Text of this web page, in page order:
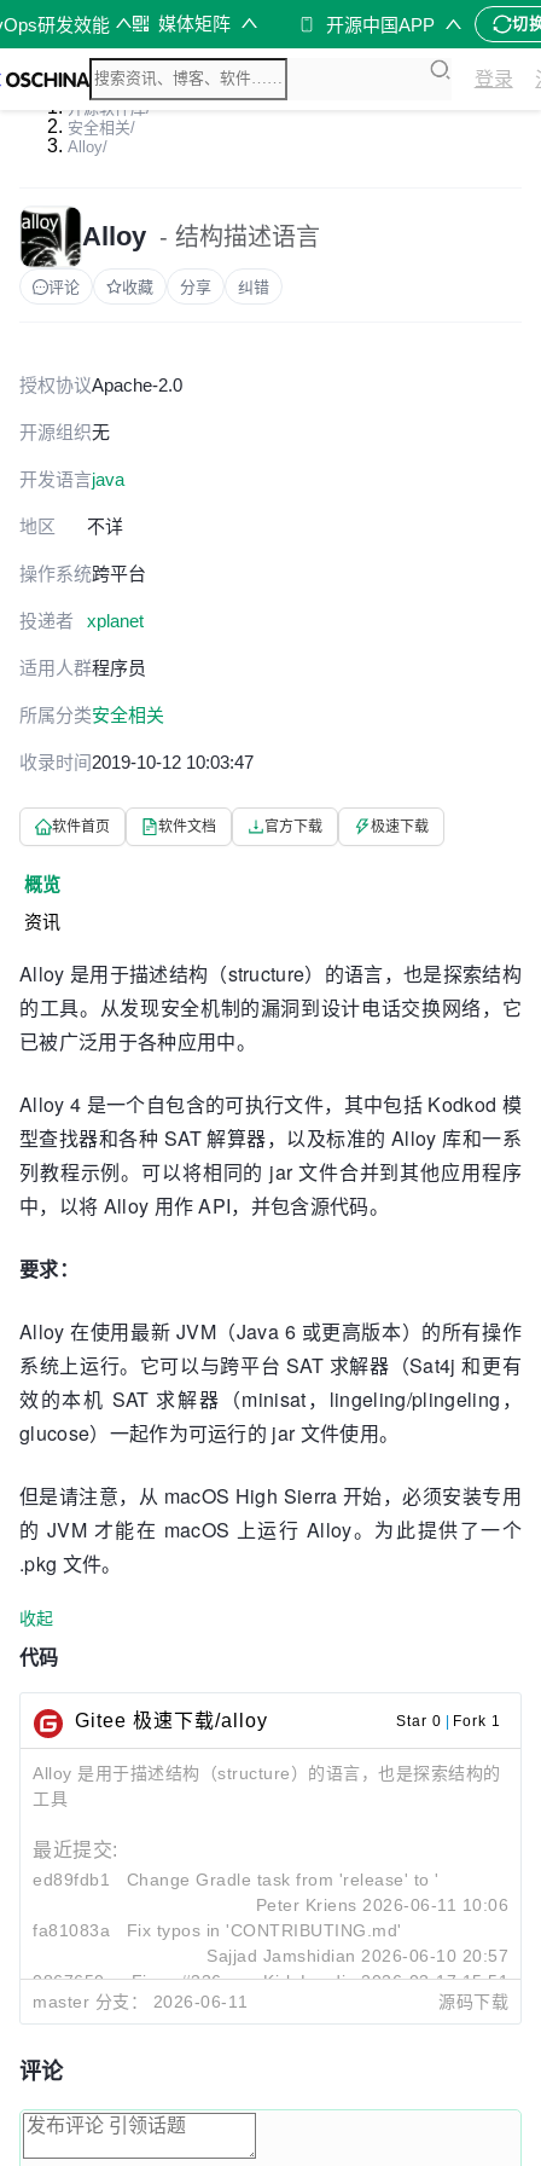
研发效能 媒体矩阵 开源中国APP 切
登录
开源软件库/
安全相关/
Alloy/
Alloy - 结构描述语言
评论 收藏 分享 纠错
授权协议Apache-2.0
开源组织无
开发语言java
地区 不详
操作系统跨平台
投递者 xplanet
适用人群程序员
所属分类安全相关
收录时间2019-10-12 10:03:47
软件首页 软件文档 官方下载 极速下载
概览
资讯
Alloy 是用于描述结构（structure）的语言，也是探索结构
的工具。从发现安全机制的漏洞到设计电话交换网络，它
已被广泛用于各种应用中。
Alloy 4 是一个自包含的可执行文件，其中包括 Kodkod 模
型查找器和各种 SAT 解算器，以及标准的 Alloy 库和一系
列教程示例。可以将相同的 jar 文件合并到其他应用程序
中，以将 Alloy 用作 API，并包含源代码。
要求：
Alloy 在使用最新 JVM（Java 6 或更高版本）的所有操作
系统上运行。它可以与跨平台 SAT 求解器（Sat4j 和更有
效的本机 SAT 求解器（minisat，lingeling/plingeling，
glucose）一起作为可运行的 jar 文件使用。
但是请注意，从 macOS High Sierra 开始，必须安装专用
的 JVM 才能在 macOS 上运行 Alloy。为此提供了一个
.pkg 文件。
收起
代码
Gitee 极速下载/alloy Star 0 Fork 1
Alloy 是用于描述结构（structure）的语言，也是探索结构的
工具
最近提交:
ed89fdb1
Change Gradle task from 'release' to 'build'
Peter Kriens 2026-06-11 10:06
fa81083a
Fix typos in 'CONTRIBUTING.md'
Sajjad Jamshidian 2026-06-10 20:57
0867650e
Fixes #336 Kirk Landin 2026-03-17 15:51
master 分支：
2026-06-11 源码下载
评论